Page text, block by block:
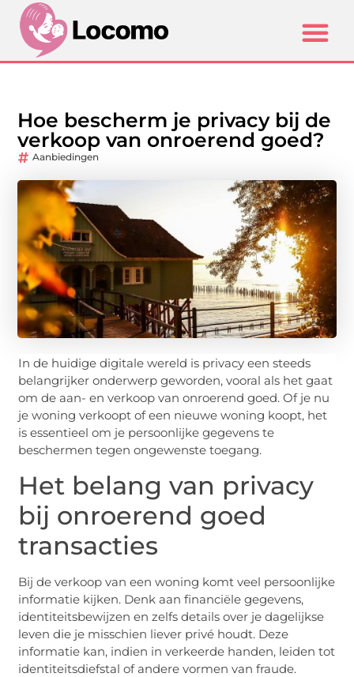
Hoe bescherm je privacy bij de
verkoop van onroerend goed?
Aanbiedingen
In de huidige digitale wereld is privacy een steeds
belangrijker onderwerp geworden, vooral als het gaat
om de aan- en verkoop van onroerend goed. Of je nu
je woning verkoopt of een nieuwe woning koopt, het
is essentieel om je persoonlijke gegevens te
beschermen tegen ongewenste toegang.
Het belang van privacy
bij onroerend goed
transacties
Bij de verkoop van een woning komt veel persoonlijke
informatie kijken. Denk aan financiële gegevens,
identiteitsbewijzen en zelfs details over je dagelijkse
leven die je misschien liever privé houdt. Deze
informatie kan, indien in verkeerde handen, leiden tot
identiteitsdiefstal of andere vormen van fraude.